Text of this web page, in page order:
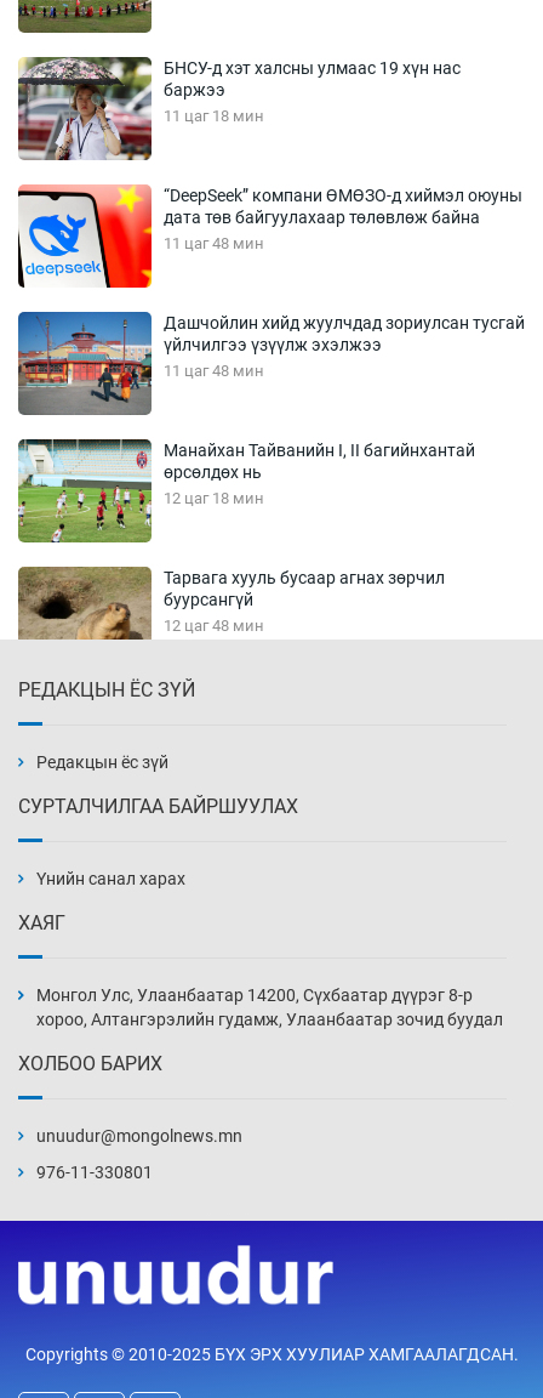
БНСУ-д хэт халсны улмаас 19 хүн нас
баржээ
11 цаг 18 мин
“DeepSeek” компани ӨМӨЗО-д хиймэл оюуны
дата төв байгуулахаар төлөвлөж байна
11 цаг 48 мин
Дашчойлин хийд жуулчдад зориулсан тусгай
үйлчилгээ үзүүлж эхэлжээ
11 цаг 48 мин
Манайхан Тайванийн I, II багийнхантай
өрсөлдөх нь
12 цаг 18 мин
Тарвага хууль бусаар агнах зөрчил
буурсангүй
12 цаг 48 мин
13 цаг 18 мин
13 цаг 48 мин
14 цаг 18 мин
хэмжээг шинэчлэн тогтоох нь
15 цаг 18 мин
мөнгө, хүрэл медаль хүртэв
15 цаг 45 мин
РЕДАКЦЫН ЁС ЗҮЙ
Редакцын ёс зүй
СУРТАЛЧИЛГАА БАЙРШУУЛАХ
Үнийн санал харах
ХАЯГ
Монгол Улс, Улаанбаатар 14200, Сүхбаатар дүүрэг 8-р
хороо, Алтангэрэлийн гудамж, Улаанбаатар зочид буудал
ХОЛБОО БАРИХ
unuudur@mongolnews.mn
976-11-330801
Copyrights © 2010-2025 БҮХ ЭРХ ХУУЛИАР ХАМГААЛАГДСАН.